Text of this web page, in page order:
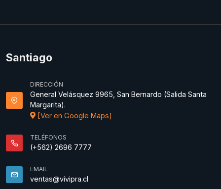
Santiago
DIRECCIÓN
General Velásquez 9965, San Bernardo (Salida Santa
Margarita).
[Ver en Google Maps]
TELÉFONOS
(+562) 2696 7777
EMAIL
ventas@vivipra.cl